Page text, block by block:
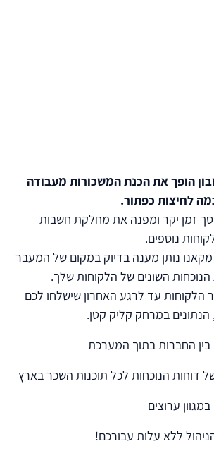
הופך את הכנת המשכורות מעבודה
לחיצות כפתור.
זמן יקר ומפנה את מחלקת חשבות
נוספים.
נותן מענה בדיוק במקום של המעבר
הנוכחות השונים של הלקוחות שלך.
הלקוחות עד לרגע האחרון שישלחו לכם
הנתונים במרחק קליק קטן.
בין החברות בתוך המערכת
דוחות הנוכחות לכל תוכנות השכר בארץ
ערוצים
ללא עלות עבורכם!